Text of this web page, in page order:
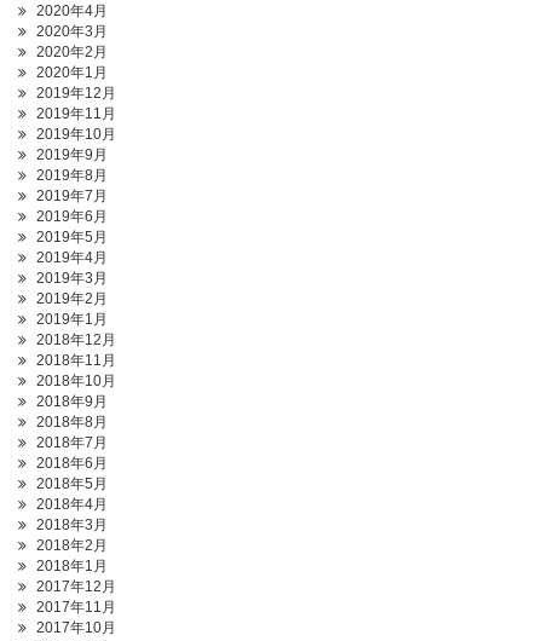
2020年4月
2020年3月
2020年2月
2020年1月
2019年12月
2019年11月
2019年10月
2019年9月
2019年8月
2019年7月
2019年6月
2019年5月
2019年4月
2019年3月
2019年2月
2019年1月
2018年12月
2018年11月
2018年10月
2018年9月
2018年8月
2018年7月
2018年6月
2018年5月
2018年4月
2018年3月
2018年2月
2018年1月
2017年12月
2017年11月
2017年10月